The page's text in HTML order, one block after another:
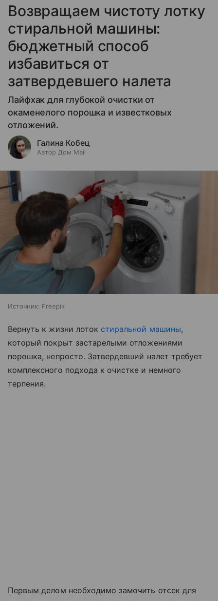
Возвращаем чистоту лотку
стиральной машины:
бюджетный способ
избавиться от
затвердевшего налета
Лайфхак для глубокой очистки от
окаменелого порошка и известковых
отложений.
Галина Кобец
Автор Дом Mail
Источник: Freepik
Вернуть к жизни лоток стиральной машины,
который покрыт застарелыми отложениями
порошка, непросто. Затвердевший налет требует
комплексного подхода к очистке и немного
терпения.
Первым делом необходимо замочить отсек для